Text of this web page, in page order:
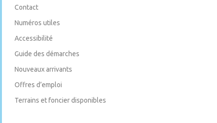
Contact
Numéros utiles
Accessibilité
Guide des démarches
Nouveaux arrivants
Offres d’emploi
Terrains et foncier disponibles